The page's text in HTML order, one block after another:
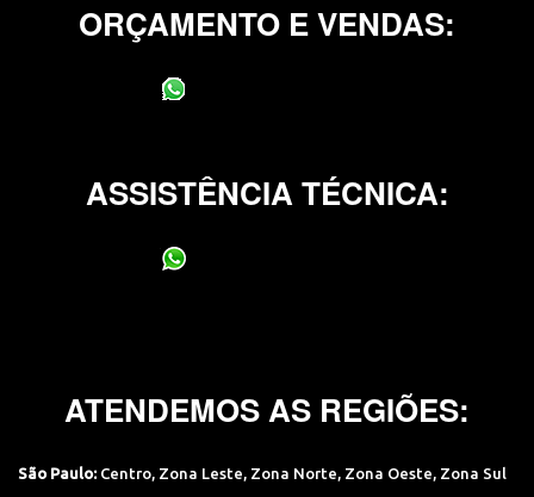
ORÇAMENTO E VENDAS:
ASSISTÊNCIA TÉCNICA:
ATENDEMOS AS REGIÕES:
São Paulo: Centro Zona Leste Zona Norte Zona Oeste Zona Sul